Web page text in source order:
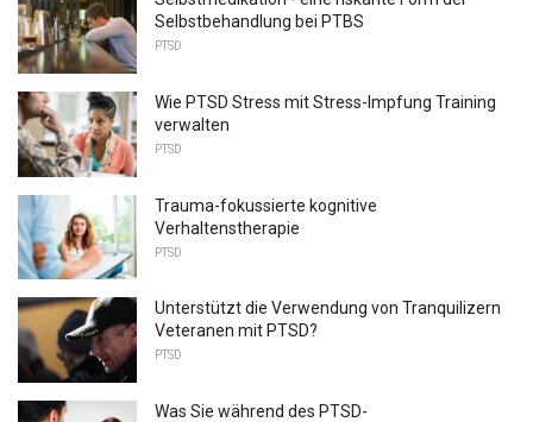
Selbstbehandlung bei PTBS
PTSD
Wie PTSD Stress mit Stress-Impfung Training
verwalten
PTSD
Trauma-fokussierte kognitive
Verhaltenstherapie
PTSD
Unterstützt die Verwendung von Tranquilizern
Veteranen mit PTSD?
PTSD
Was Sie während des PTSD-